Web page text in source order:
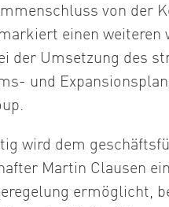
von der
einen weiteren
der Umsetzung des
und
wird dem
Martin Clausen
ermöglicht,